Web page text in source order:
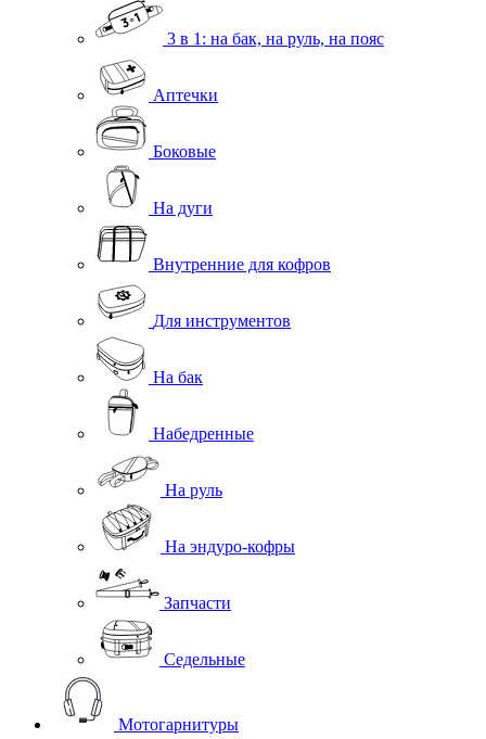
3 в 1: на бак, на руль, на пояс
Аптечки
Боковые
На дуги
Внутренние для кофров
Для инструментов
На бак
Набедренные
На руль
На эндуро-кофры
Запчасти
Седельные
Мотогарнитуры